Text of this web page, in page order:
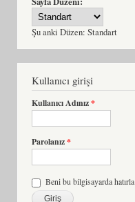
Şu anki Düzen: Standart
Kullanıcı girişi
Kullanıcı Adınız*
Parolanız*
Beni bu bilgisayarda hatırla